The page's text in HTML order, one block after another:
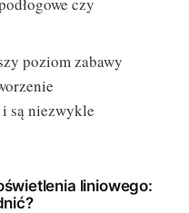
czy
poziom zabawy
są niezwykle
liniowego: